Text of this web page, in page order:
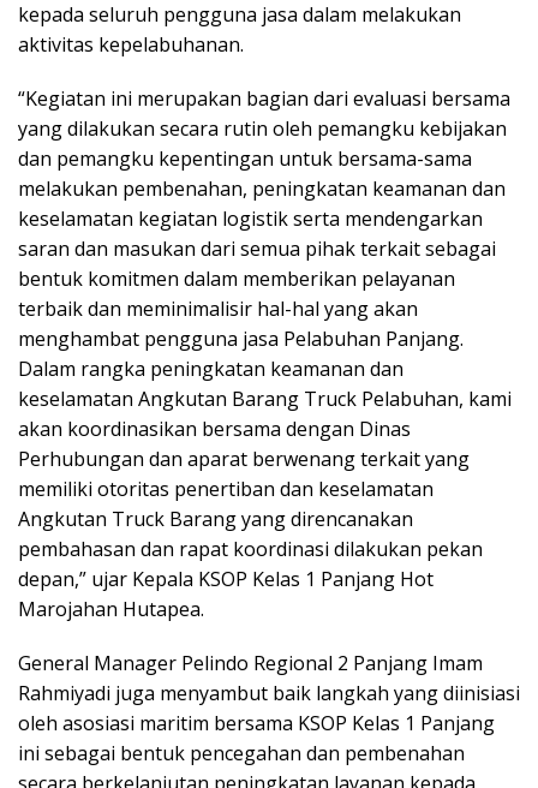
kepada seluruh pengguna jasa dalam melakukan
aktivitas kepelabuhanan.
“Kegiatan ini merupakan bagian dari evaluasi bersama
yang dilakukan secara rutin oleh pemangku kebijakan
dan pemangku kepentingan untuk bersama-sama
melakukan pembenahan, peningkatan keamanan dan
keselamatan kegiatan logistik serta mendengarkan
saran dan masukan dari semua pihak terkait sebagai
bentuk komitmen dalam memberikan pelayanan
terbaik dan meminimalisir hal-hal yang akan
menghambat pengguna jasa Pelabuhan Panjang.
Dalam rangka peningkatan keamanan dan
keselamatan Angkutan Barang Truck Pelabuhan, kami
akan koordinasikan bersama dengan Dinas
Perhubungan dan aparat berwenang terkait yang
memiliki otoritas penertiban dan keselamatan
Angkutan Truck Barang yang direncanakan
pembahasan dan rapat koordinasi dilakukan pekan
depan,” ujar Kepala KSOP Kelas 1 Panjang Hot
Marojahan Hutapea.
General Manager Pelindo Regional 2 Panjang Imam
Rahmiyadi juga menyambut baik langkah yang diinisiasi
oleh asosiasi maritim bersama KSOP Kelas 1 Panjang
ini sebagai bentuk pencegahan dan pembenahan